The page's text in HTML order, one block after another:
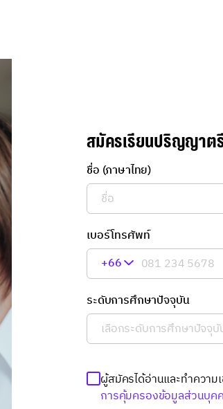
สมัครเรียนปริญญาต
ชื่อ (ภาษาไทย)
เบอร์โทรศัพท์
+66
ระดับการศึกษาปัจจุบัน
ผู้สมัครได้อ่านและทำความ
การคุ้มครองข้อมูลส่วนบุค